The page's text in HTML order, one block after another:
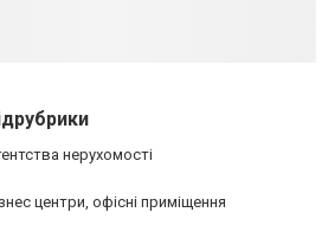
нерухомості
центри, офісні приміщення